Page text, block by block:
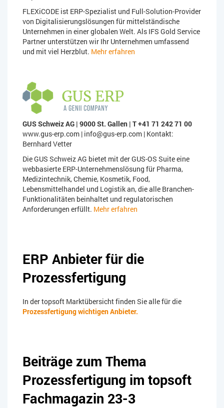
FLEXiCODE ist ERP-Spezialist und Full-Solution-Provider
von Digitalisierungslösungen für mittelständische
Unternehmen in einer globalen Welt. Als IFS Gold Service
Partner unterstützen wir Ihr Unternehmen umfassend
und mit viel Herzblut. Mehr erfahren
GUS Schweiz AG | 9000 St. Gallen | T +41 71 242 71 00
www.gus-erp.com | info@gus-erp.com | Kontakt:
Bernhard Vetter
Die GUS Schweiz AG bietet mit der GUS-OS Suite eine
webbasierte ERP-Unternehmenslösung für Pharma,
Medizintechnik, Chemie, Kosmetik, Food,
Lebensmittelhandel und Logistik an, die alle Branchen-
Funktionalitäten beinhaltet und regulatorischen
Anforderungen erfüllt. Mehr erfahren
ERP Anbieter für die
Prozessfertigung
In der topsoft Marktübersicht finden Sie alle für die
Prozessfertigung wichtigen Anbieter.
Beiträge zum Thema
Prozessfertigung im topsoft
Fachmagazin 23-3